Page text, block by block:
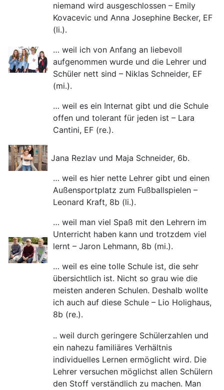
niemand wird ausgeschlossen – Emily
Kovacevic und Anna Josephine Becker, EF
(li.).
… weil ich von Anfang an liebevoll
aufgenommen wurde und die Lehrer und
Schüler nett sind – Niklas Schneider, EF
(mi.).
… weil es ein Internat gibt und die Schule
offen und tolerant für jeden ist – Lara
Cantini, EF (re.).
Jana Rezlav und Maja Schneider, 6b.
… weil es hier nette Lehrer gibt und einen
Außensportplatz zum Fußballspielen –
Leonard Kraft, 8b (li.).
… weil man viel Spaß mit den Lehrern im
Unterricht haben kann und trotzdem viel
lernt – Jaron Lehmann, 8b (mi.).
… weil es eine tolle Schule ist, die sehr
übersichtlich ist. Nicht so grau wie die
meisten anderen Schulen. Deshalb wollte
ich auch auf diese Schule – Lio Holighaus,
8b (re.).
.. weil durch geringere Schülerzahlen und
ein nahezu familiäres Verhältnis
individuelles Lernen ermöglicht wird. Die
Lehrer versuchen möglichst allen Schülern
den Stoff verständlich zu machen. Man